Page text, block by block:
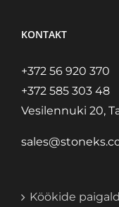
KONTAKT
+372 56 920 370
+372 585 303 48
Vesilennuki 20,
Köökide